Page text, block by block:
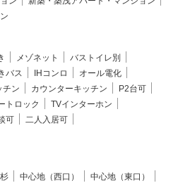
メゾネット
バストイレ別
バス IHコンロ
オール電化
チン カウンターキッチン
P2台可
トロック
TVインターホン
可
二人入居可
中心地（西口）
中心地（東口）